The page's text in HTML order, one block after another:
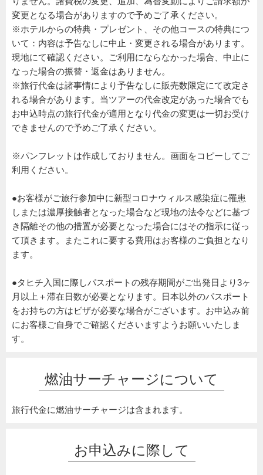
変更となる場合がありますので予めご了承ください。
※ホテルからの特典・プレゼント、その他コースの特典につ
いて：内容は予告なしに中止・変更される場合があります。
現地にて確認ください。ご利用にならなかった場合、中止に
なった場合の振替・返金はありません。
※旅行代金は諸事情により予告なしに販売数限定にて改定さ
れる場合があります。当ツアーの代金改定があった場合でも
お申込時点の旅行代金が適用となり代金の変更は一切お受け
できませんので予めご了承ください。
※パンフレットは作成しておりません。画面をコピーしてご
利用ください。
●お客様がご旅行参加中に新型コロナウィルス感染症に罹患
しまたは濃厚接触者となった場合など現地の法令などに基づ
き隔離その他の措置が必要となった場合にはその指示に従っ
て頂きます。またこれに要する費用はお客様のご負担となり
ます。
●タヒチ入国に際しパスポートの残存期間がご出発日より3ヶ
月以上＋滞在日数が必要となります。日本以外のパスポート
をお持ちの方はビザが必要な場合がございます。お申込み前
にお客様ご自身でご確認くださいますようお願いいたしま
す。
燃油サーチャージについて
旅行代金に燃油サーチャージは含まれます。
お申込みに際して